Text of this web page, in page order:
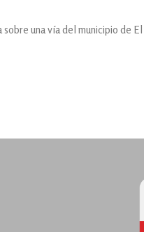
una vía del municipio de